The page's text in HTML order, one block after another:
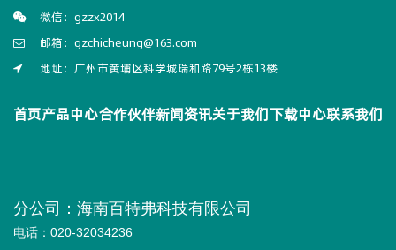
微信：gzzx2014
邮箱：gzchicheung@163.com
地址：广州市黄埔区科学城瑞和路79号2栋13楼
首页产品中心合作伙伴新闻资讯关于我们下载中心联系我们
分公司：海南百特弗科技有限公司
电话：020-32034236